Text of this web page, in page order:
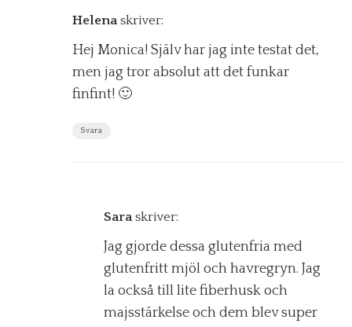
Helena skriver:
Hej Monica! Själv har jag inte testat det,
men jag tror absolut att det funkar
finfint! 🙂
Svara
Sara skriver:
Jag gjorde dessa glutenfria med
glutenfritt mjöl och havregryn. Jag
la också till lite fiberhusk och
majsstärkelse och dem blev super